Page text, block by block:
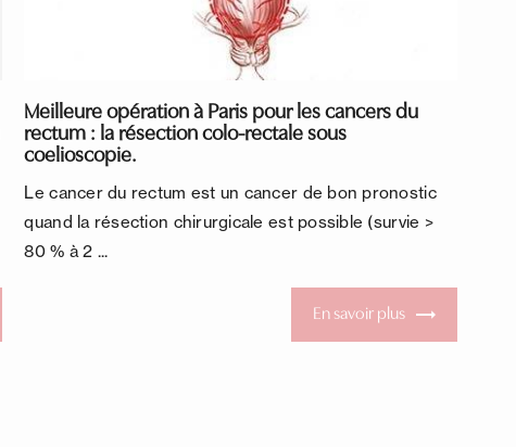
Meilleure opération à Paris pour les cancers du
rectum : la résection colo-rectale sous
coelioscopie.
Le cancer du rectum est un cancer de bon pronostic
quand la résection chirurgicale est possible (survie >
80 % à 2 ...
En savoir plus